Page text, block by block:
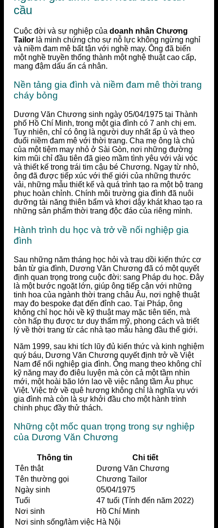
cầu
Cuộc đời và sự nghiệp của doanh nhân Chương
Tailor là minh chứng cho sự nỗ lực không ngừng nghỉ
và niềm đam mê bất tận với nghề may. Ông đã biến
một nghề truyền thống thành một nghệ thuật cao cấp,
mang đậm dấu ấn cá nhân.
Nền tảng gia đình và niềm đam mê thời trang
cháy bỏng
Dương Văn Chương sinh ngày 05/04/1975 tại Thành
phố Hồ Chí Minh, trong một gia đình có 7 anh chị em.
Tuy nhiên, chỉ có ông là người duy nhất ấp ủ và theo
đuổi niềm đam mê với thời trang. Cha mẹ ông là chủ
của một tiệm may nhỏ ở Sài Gòn, nơi những đường
kim mũi chỉ đầu tiên đã gieo mầm tình yêu với vải vóc
và thiết kế trong trái tim cậu bé Chương. Ngay từ nhỏ,
ông đã được tiếp xúc với thế giới của những thước
vải, những mẫu thiết kế và quá trình tạo ra một bộ trang
phục hoàn chỉnh. Chính môi trường gia đình đã nuôi
dưỡng tài năng thiên bẩm và khơi dậy khát khao tạo ra
những sản phẩm thời trang độc đáo của riêng mình.
Hành trình du học và trở về nối nghiệp gia
đình
Sau những năm tháng học hỏi và trau dồi kiến thức cơ
bản từ gia đình, Dương Văn Chương đã có một quyết
định quan trọng trong cuộc đời: sang Pháp du học. Đây
là một bước ngoặt lớn, giúp ông tiếp cận với những
tinh hoa của ngành thời trang châu Âu, nơi nghệ thuật
may đo bespoke đạt đến đỉnh cao. Tại Pháp, ông
không chỉ học hỏi về kỹ thuật may mặc tiên tiến, mà
còn hấp thụ được tư duy thẩm mỹ, phong cách và triết
lý về thời trang từ các nhà tạo mẫu hàng đầu thế giới.
Năm 1999, sau khi tích lũy đủ kiến thức và kinh nghiệm
quý báu, Dương Văn Chương quyết định trở về Việt
Nam để nối nghiệp gia đình. Ông mang theo không chỉ
kỹ năng may đo điêu luyện mà còn cả một tầm nhìn
mới, một hoài bão lớn lao về việc nâng tầm Âu phục
Việt. Việc trở về quê hương không chỉ là nghĩa vụ với
gia đình mà còn là sự khởi đầu cho một hành trình
chinh phục đầy thử thách.
Những cột mốc quan trọng trong sự nghiệp
của Dương Văn Chương
Thông tin
Chi tiết
Tên thật
Dương Văn Chương
Tên thường gọi
Chương Tailor
Ngày sinh
05/04/1975
Tuổi
47 tuổi (Tính đến năm 2022)
Nơi sinh
Hồ Chí Minh
Nơi sinh sống/làm việc Hà Nội